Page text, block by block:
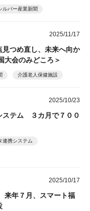
ルバー産業新聞
2025/11/17
つめ直し、未来へ向か
大会のみどころ＞
介護老人保健施設
2025/10/23
ステム ３カ月で７００
連携システム
2025/10/17
年７月、スマート福